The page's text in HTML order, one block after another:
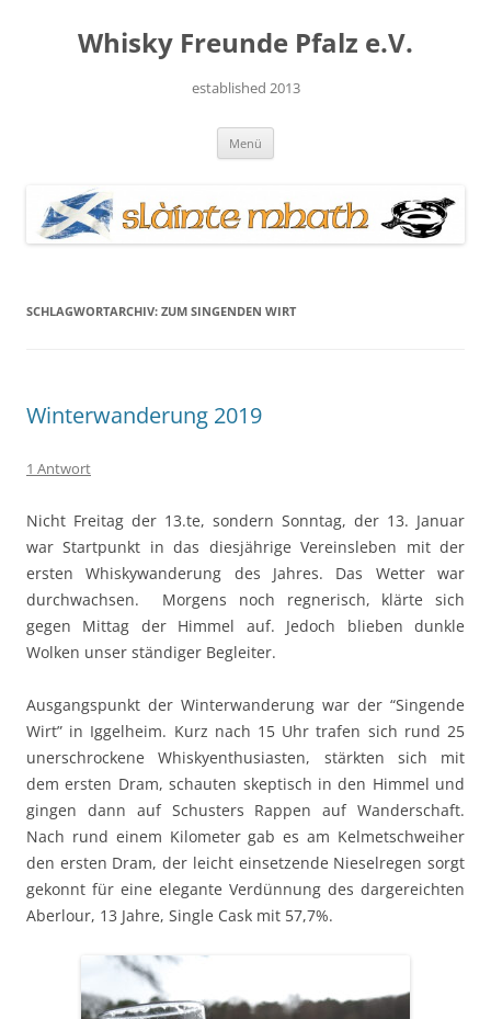
springenWhisky Freunde Pfalz e.V.
established 2013
Menü
SCHLAGWORTARCHIV: ZUM SINGENDEN WIRT
Winterwanderung 2019
1 Antwort
Nicht Fre­itag der 13.te, son­dern Son­ntag, der 13. Jan­u­ar
war Start­punkt in das diesjährige Vere­insleben mit der
ersten Whisky­wan­derung des Jahres. Das Wet­ter war
durchwach­sen. Mor­gens noch reg­ner­isch, klärte sich
gegen Mit­tag der Him­mel auf. Jedoch blieben dun­kle
Wolken unser ständi­ger Begleiter.
Aus­gangspunkt der Win­ter­wan­derung war der “Sin­gende
Wirt” in Iggel­heim. Kurz nach 15 Uhr trafen sich rund 25
uner­schrock­ene Whiskyen­thu­si­as­ten, stärk­ten sich mit
dem ersten Dram, schaut­en skep­tisch in den Him­mel und
gin­gen dann auf Schus­ters Rap­pen auf Wan­der­schaft.
Nach rund einem Kilo­me­ter gab es am Kel­metschwei­her
den ersten Dram, der leicht ein­set­zende Niesel­re­gen sorgt
gekon­nt für eine ele­gante Verdün­nung des darg­ere­icht­en
Aber­lour, 13 Jahre, Sin­gle Cask mit 57,7%.